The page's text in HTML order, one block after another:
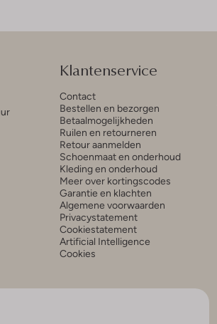
Klantenservice
Contact
Bestellen en bezorgen
Betaalmogelijkheden
Ruilen en retourneren
Retour aanmelden
Schoenmaat en onderhoud
Kleding en onderhoud
Meer over kortingscodes
Garantie en klachten
Algemene voorwaarden
Privacystatement
Cookiestatement
Artificial Intelligence
Cookies